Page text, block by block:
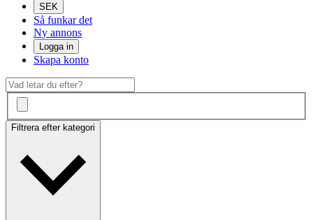
SEK
Så funkar det
Ny annons
Logga in
Skapa konto
Filtrera efter kategori